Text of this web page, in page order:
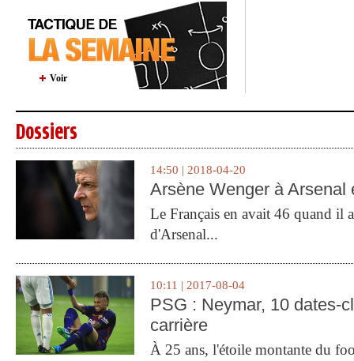
Voir
Dossiers
14:50 | 2018-04-20
Arsène Wenger à Arsenal
Le Français en avait 46 quand il
d'Arsenal...
10:11 | 2017-08-04
PSG : Neymar, 10 dates-
carrière
À 25 ans, l'étoile montante du